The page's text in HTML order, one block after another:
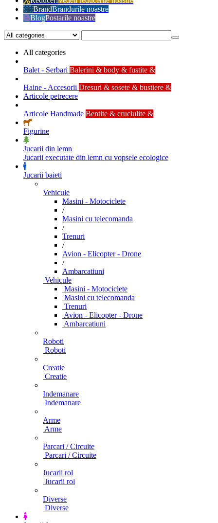
BrandBrandurile noastre
BlogPostarile noastre
All categories
Balet - Serbari Balerini & body & fustite &
Haine - Accesorii Dresuri & sosete & bustiere &
Articole petrecere
Articole Handmade Bentite & cruciulite &
Figurine
Jucarii din lemn
Jucarii executate din lemn cu vopsele ecologice
Jucarii baieti
Vehicule
Masini - Motociclete
/
Masini cu telecomanda
/
Trenuri
/
Avion - Elicopter - Drone
/
Ambarcatiuni
Vehicule
Masini - Motociclete
Masini cu telecomanda
Trenuri
Avion - Elicopter - Drone
Ambarcatiuni
Roboti
Roboti
Creatie
Creatie
Indemanare
Indemanare
Arme
Arme
Parcari / Circuite
Parcari / Circuite
Jucarii rol
Jucarii rol
Diverse
Diverse